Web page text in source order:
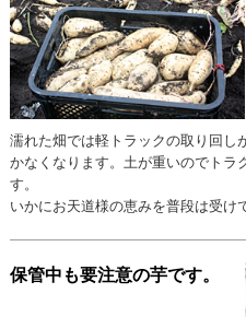
濡れた畑では軽トラックの取り回し
かなくなります。土が重いのでトラ
す。
いかにお天道様の恵みを普段は受け
保管中も要注意の芋です。